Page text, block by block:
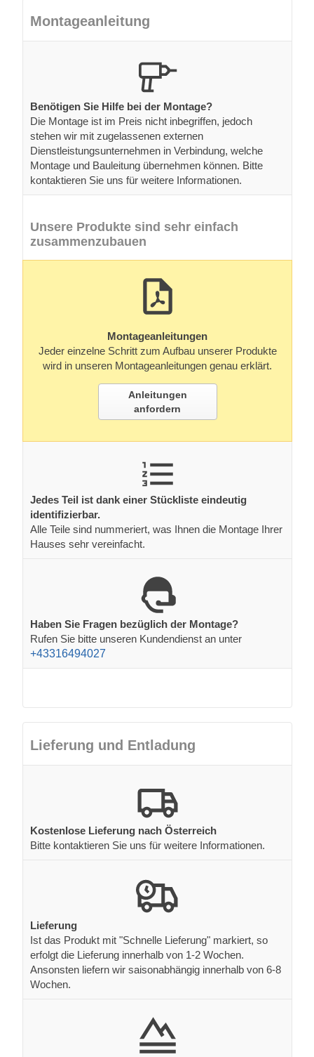
Montageanleitung
Benötigen Sie Hilfe bei der Montage?
Die Montage ist im Preis nicht inbegriffen, jedoch
stehen wir mit zugelassenen externen
Dienstleistungsunternehmen in Verbindung, welche
Montage und Bauleitung übernehmen können. Bitte
kontaktieren Sie uns für weitere Informationen.
Unsere Produkte sind sehr einfach
zusammenzubauen
Montageanleitungen
Jeder einzelne Schritt zum Aufbau unserer Produkte
wird in unseren Montageanleitungen genau erklärt.
Anleitungen
anfordern
Jedes Teil ist dank einer Stückliste eindeutig
identifizierbar.
Alle Teile sind nummeriert, was Ihnen die Montage Ihrer
Hauses sehr vereinfacht.
Haben Sie Fragen bezüglich der Montage?
Rufen Sie bitte unseren Kundendienst an unter
+43316494027
Lieferung und Entladung
Kostenlose Lieferung nach Österreich
Bitte kontaktieren Sie uns für weitere Informationen.
Lieferung
Ist das Produkt mit "Schnelle Lieferung" markiert, so
erfolgt die Lieferung innerhalb von 1-2 Wochen.
Ansonsten liefern wir saisonabhängig innerhalb von 6-8
Wochen.